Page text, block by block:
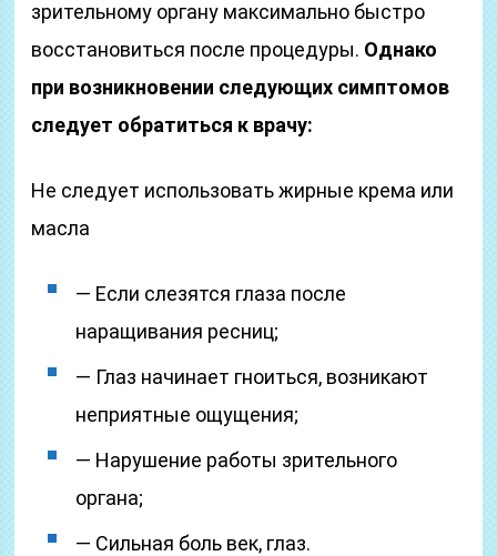
зрительному органу максимально быстро
восстановиться после процедуры. Однако
при возникновении следующих симптомов
следует обратиться к врачу:
Не следует использовать жирные крема или
масла
— Если слезятся глаза после
наращивания ресниц;
— Глаз начинает гноиться, возникают
неприятные ощущения;
— Нарушение работы зрительного
органа;
— Сильная боль век, глаз.